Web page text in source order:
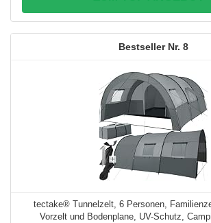
8
tectake® Tunnelzelt, 6 Personen,
Vorzelt und Bodenplane, UV-Schutz,